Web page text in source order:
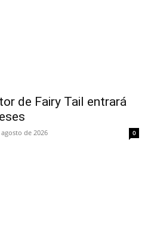
de Fairy Tail entrará
de 2026 0